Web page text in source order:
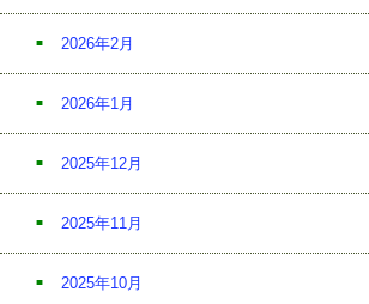
2026年2月
2026年1月
2025年12月
2025年11月
2025年10月